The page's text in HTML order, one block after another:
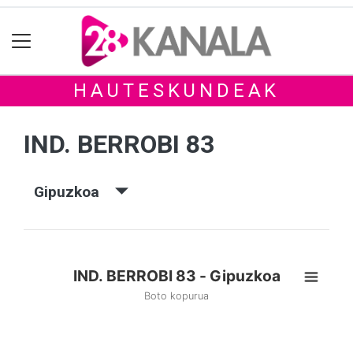
HAUTESKUNDEAK
IND. BERROBI 83
Gipuzkoa
IND. BERROBI 83 - Gipuzkoa
Boto kopurua